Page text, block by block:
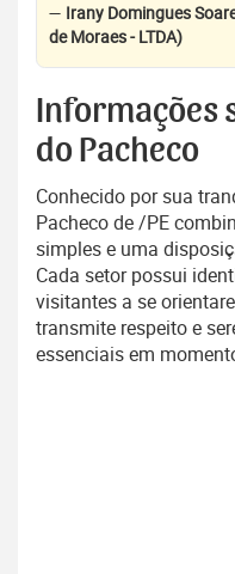
— Irany Domingues
de Moraes - LTDA)
Informações
do Pacheco
Conhecido por sua
Pacheco de /PE
simples e uma
Cada setor possui
visitantes a se
transmite respeito e
essenciais em